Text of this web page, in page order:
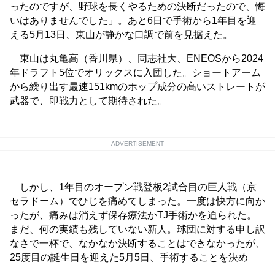
ったのですが、野球を長くやるための決断だったので、悔
いはありませんでした」。あと6日で手術から1年目を迎
える5月13日、東山が静かな口調で前を見据えた。
東山は丸亀高（香川県）、同志社大、ENEOSから2024
年ドラフト5位でオリックスに入団した。ショートアーム
から繰り出す最速151kmのホップ成分の高いストレートが
武器で、即戦力として期待された。
ADVERTISEMENT
しかし、1年目のオープン戦登板2試合目の巨人戦（京
セラドーム）でひじを痛めてしまった。一度は快方に向か
ったが、痛みは消えず保存療法かTJ手術かを迫られた。
まだ、何の実績も残していない新人。球団に対する申し訳
なさで一杯で、なかなか決断することはできなかったが、
25度目の誕生日を迎えた5月5日、手術することを決め